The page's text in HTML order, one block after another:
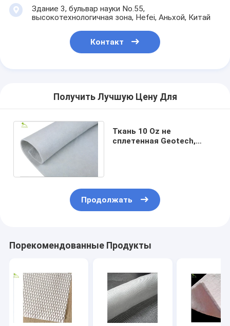
Здание 3, бульвар науки No.55,
высокотехнологичная зона, Hefei, Аньхой, Китай
Контакт
Получить Лучшую Цену Для
Ткань 10 Oz не
сплетенная Geotech,
Продолжать
Порекомендованные Продукты